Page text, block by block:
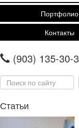
Портфолио
Контакты
(903) 135-30-
Статьи